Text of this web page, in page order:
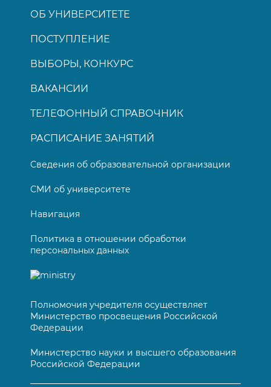
ОБ УНИВЕРСИТЕТЕ
ПОСТУПЛЕНИЕ
ВЫБОРЫ, КОНКУРС
ВАКАНСИИ
ТЕЛЕФОННЫЙ СПРАВОЧНИК
РАСПИСАНИЕ ЗАНЯТИЙ
Сведения об образовательной организации
СМИ об университете
Навигация
Политика в отношении обработки
персональных данных
Полномочия учредителя осуществляет
Министерство просвещения Российской
Федерации
Министерство науки и высшего образования
Российской Федерации